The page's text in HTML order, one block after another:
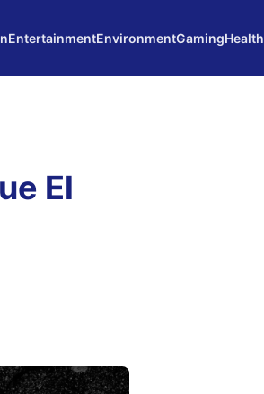
EntertainmentEnvironmentGamingHealth
El